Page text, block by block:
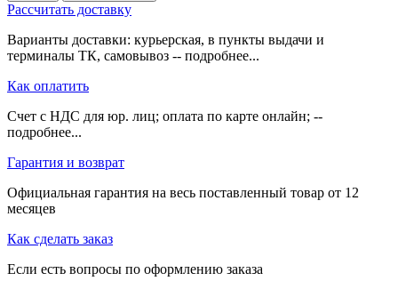
Рассчитать доставку
Варианты доставки: курьерская, в пункты выдачи и
терминалы ТК, самовывоз -- подробнее...
Как оплатить
Счет с НДС для юр. лиц; оплата по карте онлайн; --
подробнее...
Гарантия и возврат
Официальная гарантия на весь поставленный товар от 12
месяцев
Как сделать заказ
Если есть вопросы по оформлению заказа